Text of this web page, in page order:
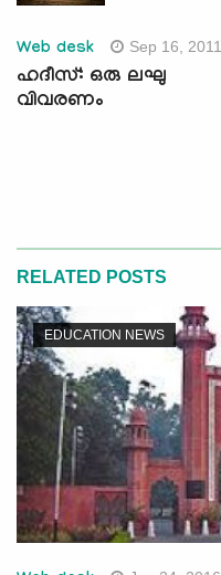
Web desk Sep 16, 2011
ഹദീസ്: ഒരു ലഘു
വിവരണം
RELATED POSTS
EDUCATION NEWS